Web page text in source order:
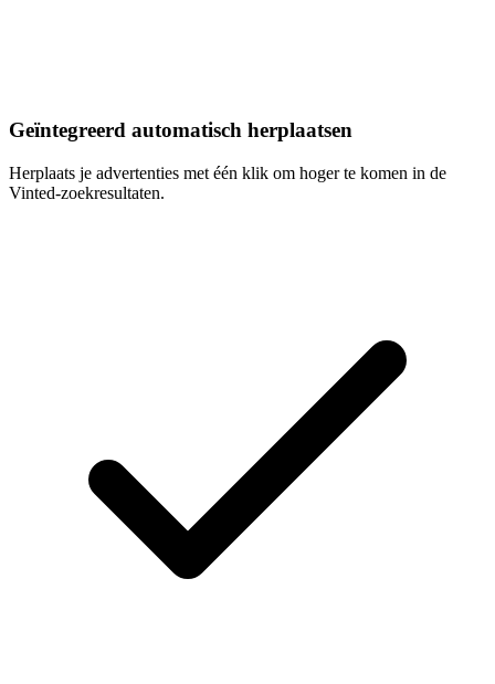
Geïntegreerd automatisch herplaatsen
Herplaats je advertenties met één klik om hoger te komen in de
Vinted-zoekresultaten.